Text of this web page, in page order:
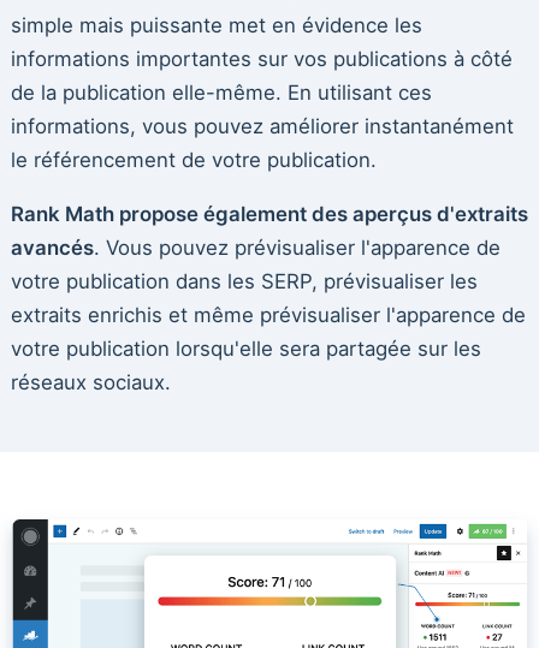
simple mais puissante met en évidence les
informations importantes sur vos publications à côté
de la publication elle-même. En utilisant ces
informations, vous pouvez améliorer instantanément
le référencement de votre publication.
Rank Math propose également des aperçus d'extraits
avancés. Vous pouvez prévisualiser l'apparence de
votre publication dans les SERP, prévisualiser les
extraits enrichis et même prévisualiser l'apparence de
votre publication lorsqu'elle sera partagée sur les
réseaux sociaux.